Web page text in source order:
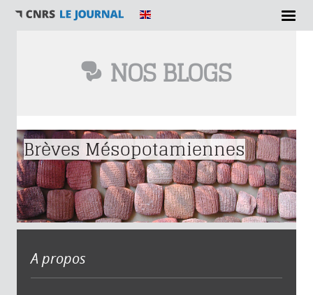
NOS BLOGS
Vous êtes ici
Brèves Mésopotamiennes
A propos